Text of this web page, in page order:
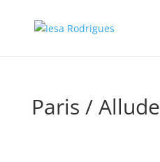
Paris / Allude